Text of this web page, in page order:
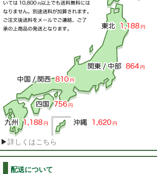
▶詳しくはこちら
配送について